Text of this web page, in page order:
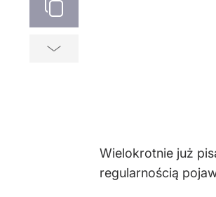
Wielokrotnie już
regularnością